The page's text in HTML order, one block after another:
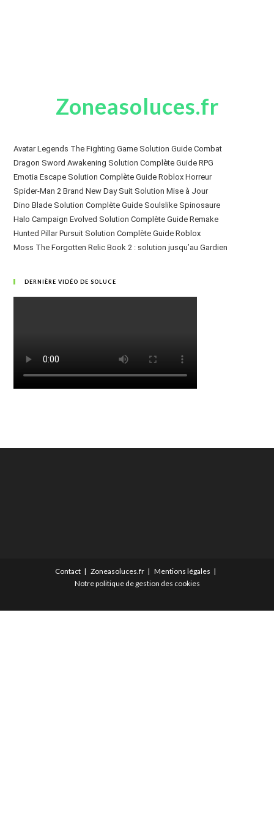
Zoneasoluces.fr
Avatar Legends The Fighting Game Solution Guide Combat
Dragon Sword Awakening Solution Complète Guide RPG
Emotia Escape Solution Complète Guide Roblox Horreur
Spider-Man 2 Brand New Day Suit Solution Mise à Jour
Dino Blade Solution Complète Guide Soulslike Spinosaure
Halo Campaign Evolved Solution Complète Guide Remake
Hunted Pillar Pursuit Solution Complète Guide Roblox
Moss The Forgotten Relic Book 2 : solution jusqu’au Gardien
DERNIÈRE VIDÉO DE SOLUCE
Contact Zoneasoluces.fr
Mentions légales
Notre politique de gestion des cookies